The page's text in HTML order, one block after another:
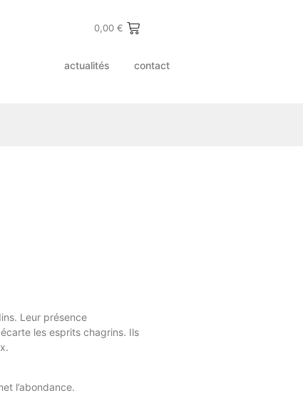
0,00€
actualités contact
Leur présence
les esprits chagrins. Ils
l’abondance.